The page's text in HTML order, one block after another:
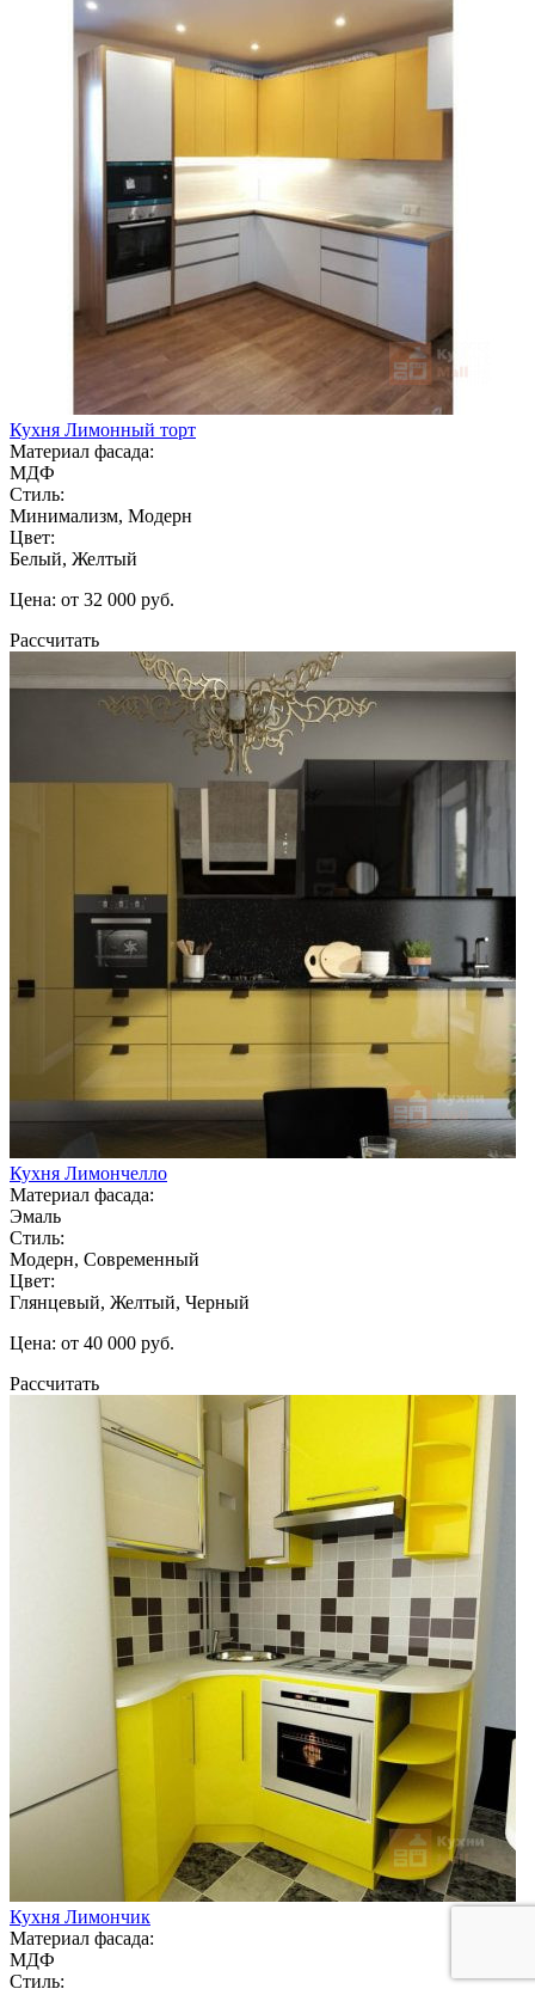
Кухня Лимонный торт
Материал фасада:
МДФ
Стиль:
Минимализм, Модерн
Цвет:
Белый, Желтый
Цена: от 32 000 руб.
Рассчитать
Кухня Лимончелло
Материал фасада:
Эмаль
Стиль:
Модерн, Современный
Цвет:
Глянцевый, Желтый, Черный
Цена: от 40 000 руб.
Рассчитать
Кухня Лимончик
Материал фасада:
МДФ
Стиль: